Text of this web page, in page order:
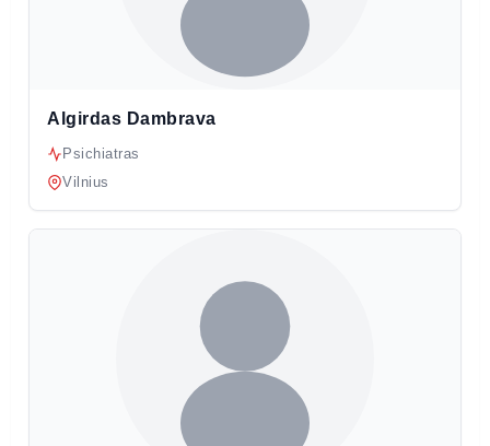
Algirdas Dambrava
Psichiatras
Vilnius